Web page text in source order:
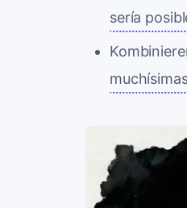
sería